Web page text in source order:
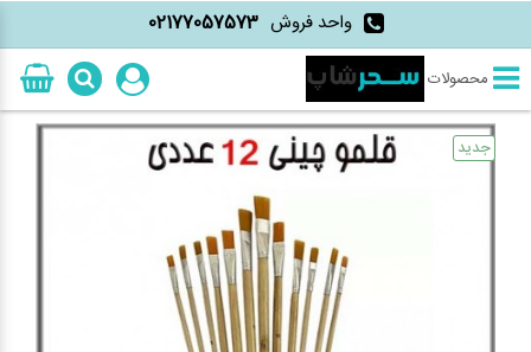
واحد فروش 02177057573
محصولات
جدید